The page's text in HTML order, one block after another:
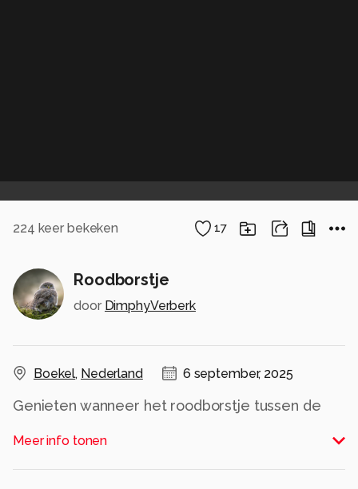
224 keer bekeken 17
Roodborstje
door DimphyVerberk
Boekel, Nederland 6 september, 2025
Genieten wanneer het roodborstje tussen de
gaat zitten. Op de achtergrond beginnen de
herfstkleuren al aan de bomen te komen
Meer info tonen